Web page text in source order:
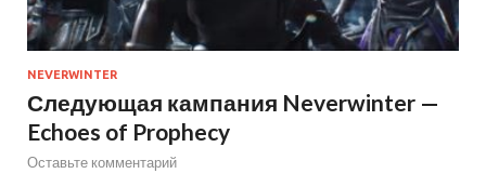
NEVERWINTER
Следующая кампания Neverwinter —
Echoes of Prophecy
Оставьте комментарий